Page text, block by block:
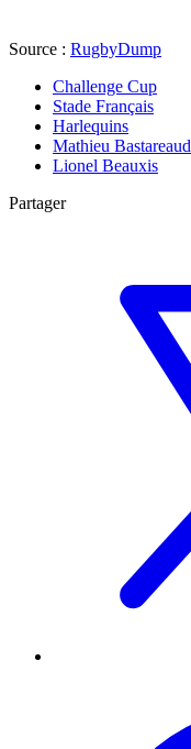
Source : RugbyDump
Challenge Cup
Stade Français
Harlequins
Mathieu Bastareaud
Lionel Beauxis
Partager